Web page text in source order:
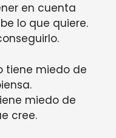
en cuenta
lo que quiere.
tiene miedo de
miedo de
cree.